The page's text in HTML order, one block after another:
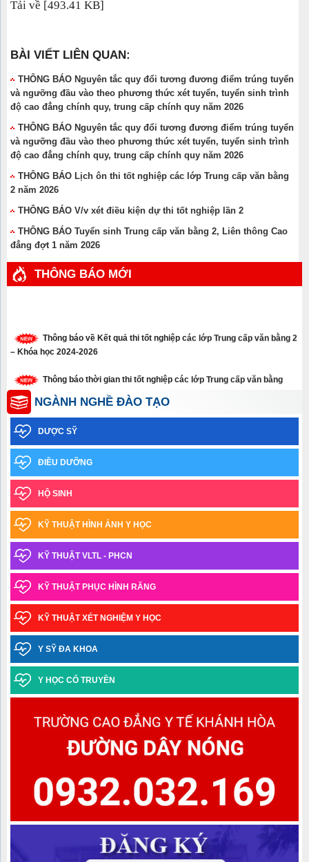
Tải về [493.41 KB]
BÀI VIẾT LIÊN QUAN:
THÔNG BÁO Nguyên tắc quy đổi tương đương điểm trúng tuyển
và ngưỡng đầu vào theo phương thức xét tuyển, tuyển sinh trình
độ cao đẳng chính quy, trung cấp chính quy năm 2026
THÔNG BÁO Nguyên tắc quy đổi tương đương điểm trúng tuyển
và ngưỡng đầu vào theo phương thức xét tuyển, tuyển sinh trình
độ cao đẳng chính quy, trung cấp chính quy năm 2026
THÔNG BÁO Lịch ôn thi tốt nghiệp các lớp Trung cấp văn bằng
2 năm 2026
THÔNG BÁO V/v xét điều kiện dự thi tốt nghiệp lần 2
THÔNG BÁO Tuyển sinh Trung cấp văn bằng 2, Liên thông Cao
đẳng đợt 1 năm 2026
THÔNG BÁO MỚI
Thông báo về Kết quả thi tốt nghiệp các lớp Trung cấp văn bằng 2
– Khóa học 2024-2026
Thông báo thời gian thi tốt nghiệp các lớp Trung cấp văn bằng
năm 2026
Thông báo xét tuyển thẳng trình độ cao đẳng, trung cấp năm 2026
Thông báo về việc học sinh sinh viên chưa tham gia Bảo hiểm y
tế năm học 2025-2026
Thông báo Kết quả xét tốt nghiệp và xếp loại tốt nghiệp – Đợt
tháng 03.2026
Thông báo về việc nhận giấy chứng nhận tốt nghiệp tạm thời và
bảng điểm toàn khóa_TCVB2 Khóa học 2023-2025
Thông báo thời gian tiếp nhận thí sinh trúng tuyển đợt 1 năm
2025 làm thủ tục nhập học ngành Y học cổ truyền trình độ trung cấp văn
Danh sách thí sinh trúng tuyển đợt 1 năm 2025 ngành Y học cổ
Thông báo điểm chuẩn trúng tuyển đợt 1 năm 2025 ngành Y học
cổ truyền Trình độ trung cấp văn bằng 2
cấp văn bằng 2 Khóa học 2022-2024, Khóa học 2023-2025
NGÀNH NGHỀ ĐÀO TẠO
DƯỢC SỸ
ĐIỀU DƯỠNG
HỘ SINH
KỸ THUẬT HÌNH ẢNH Y HỌC
KỸ THUẬT VLTL - PHCN
KỸ THUẬT PHỤC HÌNH RĂNG
KỸ THUẬT XÉT NGHIỆM Y HỌC
Y SỸ ĐA KHOA
Y HỌC CỔ TRUYỀN